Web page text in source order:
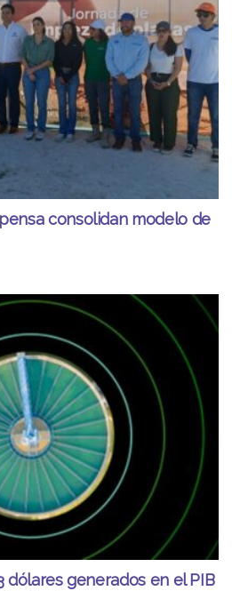
consolidan modelo de
dólares generados en el PIB